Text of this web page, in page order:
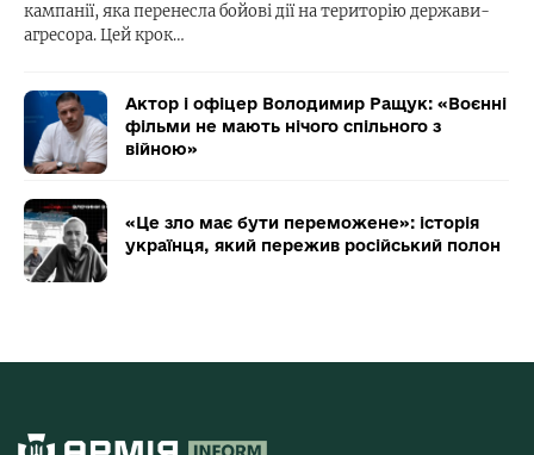
кампанії, яка перенесла бойові дії на територію держави-
агресора. Цей крок…
Актор і офіцер Володимир Ращук: «Воєнні
фільми не мають нічого спільного з
війною»
«Це зло має бути переможене»: історія
українця, який пережив російський полон